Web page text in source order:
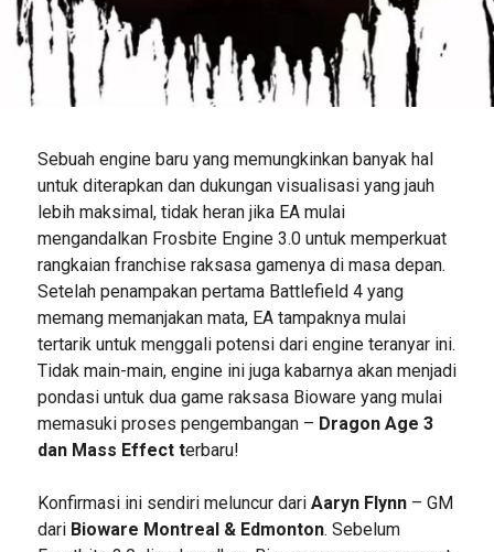
Sebuah engine baru yang memungkinkan banyak hal
untuk diterapkan dan dukungan visualisasi yang jauh
lebih maksimal, tidak heran jika EA mulai
mengandalkan Frosbite Engine 3.0 untuk memperkuat
rangkaian franchise raksasa gamenya di masa depan.
Setelah penampakan pertama Battlefield 4 yang
memang memanjakan mata, EA tampaknya mulai
tertarik untuk menggali potensi dari engine teranyar ini.
Tidak main-main, engine ini juga kabarnya akan menjadi
pondasi untuk dua game raksasa Bioware yang mulai
memasuki proses pengembangan – Dragon Age 3
dan Mass Effect terbaru!
Konfirmasi ini sendiri meluncur dariAaryn Flynn– GM
dariBioware Montreal & Edmonton. Sebelum